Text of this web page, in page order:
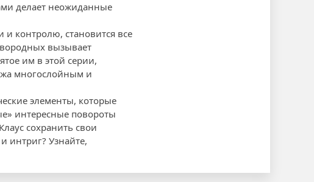
делает неожиданные
и контролю, становится все
вызывает
им в этой серии,
многослойным и
элементы, которые
интересные повороты
сохранить свои
интриг? Узнайте,